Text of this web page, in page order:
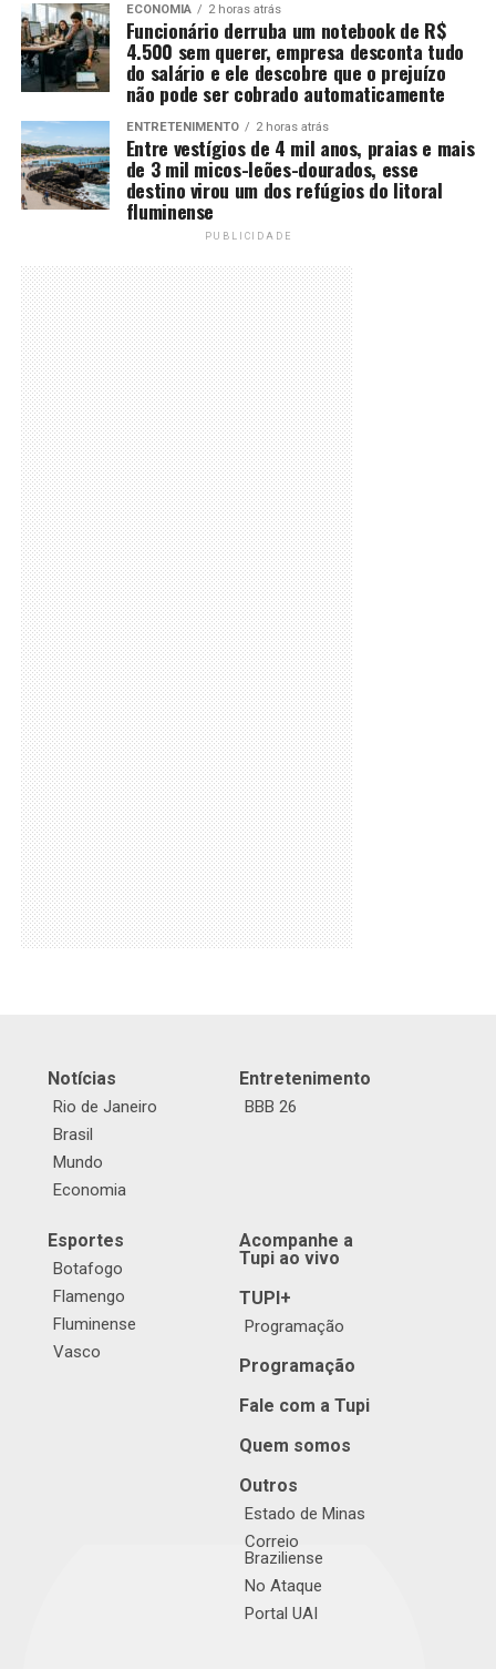
ECONOMIA 2 horas atrás
Funcionário derruba um notebook de R$
4.500 sem querer, empresa desconta tudo
do salário e ele descobre que o prejuízo
não pode ser cobrado automaticamente
ENTRETENIMENTO 2 horas atrás
Entre vestígios de 4 mil anos, praias e mais
de 3 mil micos-leões-dourados, esse
destino virou um dos refúgios do litoral
fluminense
PUBLICIDADE
Notícias
Rio de Janeiro
Brasil
Mundo
Economia
Entretenimento
BBB 26
Esportes
Botafogo
Flamengo
Fluminense
Vasco
Acompanhe a
Tupi ao vivo
TUPI+
Programação
Programação
Fale com a Tupi
Quem somos
Outros
Estado de Minas
Correio
Braziliense
No Ataque
Portal UAI